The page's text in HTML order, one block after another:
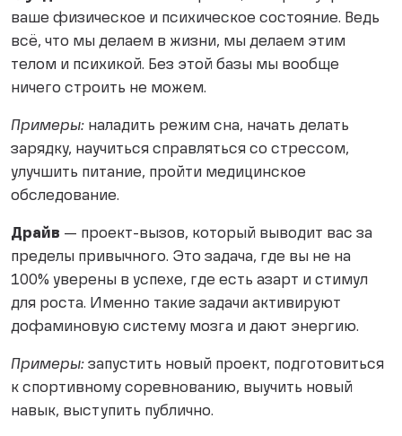
ваше физическое и психическое состояние. Ведь
всё, что мы делаем в жизни, мы делаем этим
телом и психикой. Без этой базы мы вообще
ничего строить не можем.
Примеры: наладить режим сна, начать делать
зарядку, научиться справляться со стрессом,
улучшить питание, пройти медицинское
обследование.
Драйв — проект-вызов, который выводит вас за
пределы привычного. Это задача, где вы не на
100% уверены в успехе, где есть азарт и стимул
для роста. Именно такие задачи активируют
дофаминовую систему мозга и дают энергию.
Примеры: запустить новый проект, подготовиться
к спортивному соревнованию, выучить новый
навык, выступить публично.